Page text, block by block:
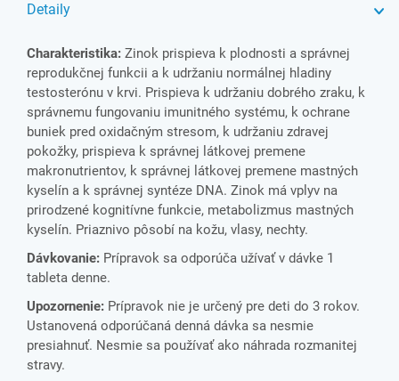
Detaily
Charakteristika: Zinok prispieva k plodnosti a správnej
reprodukčnej funkcii a k udržaniu normálnej hladiny
testosterónu v krvi. Prispieva k udržaniu dobrého zraku, k
správnemu fungovaniu imunitného systému, k ochrane
buniek pred oxidačným stresom, k udržaniu zdravej
pokožky, prispieva k správnej látkovej premene
makronutrientov, k správnej látkovej premene mastných
kyselín a k správnej syntéze DNA. Zinok má vplyv na
prirodzené kognitívne funkcie, metabolizmus mastných
kyselín. Priaznivo pôsobí na kožu, vlasy, nechty.
Dávkovanie: Prípravok sa odporúča užívať v dávke 1
tableta denne.
Upozornenie: Prípravok nie je určený pre deti do 3 rokov.
Ustanovená odporúčaná denná dávka sa nesmie
presiahnuť. Nesmie sa používať ako náhrada rozmanitej
stravy.